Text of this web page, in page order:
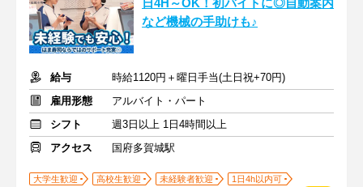
日4H～OK！初バイトに◎自動案内
など機械の手助けも♪
給与
時給1120円＋曜日手当(土日祝+70円)
雇用形態
アルバイト・パート
シフト
週3日以上 1日4時間以上
アクセス
国府多賀城駅
大学生歓迎 高校生歓迎 未経験者歓迎
1日4h以内可